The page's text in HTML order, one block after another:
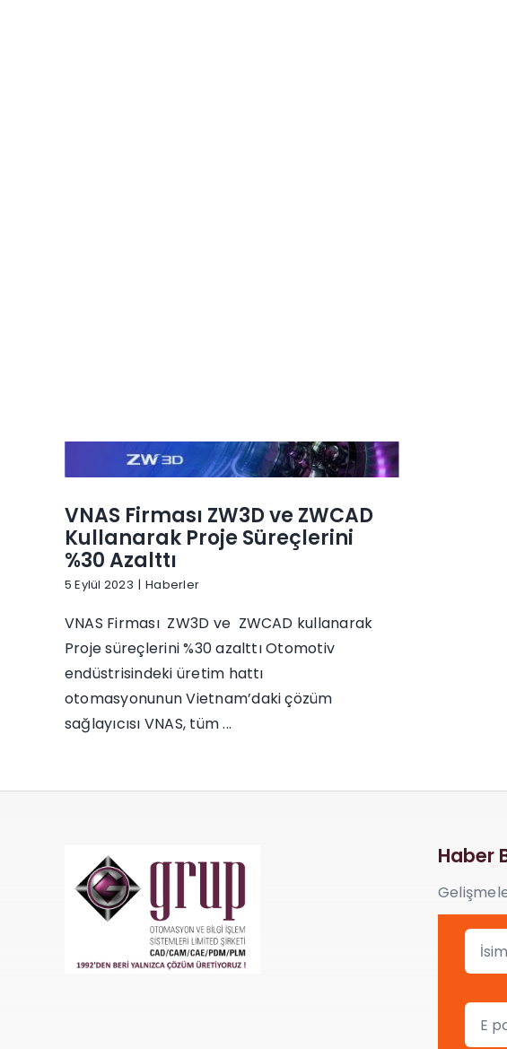
VNAS Firması ZW3D ve ZWCAD
Kullanarak Proje Süreçlerini
%30 Azalttı
5 Eylül 2023 | Haberler
VNAS Firması ZW3D ve ZWCAD kullanarak
Proje süreçlerini %30 azalttı Otomotiv
endüstrisindeki üretim hattı
otomasyonunun Vietnam’daki çözüm
sağlayıcısı VNAS, tüm ...
Haber